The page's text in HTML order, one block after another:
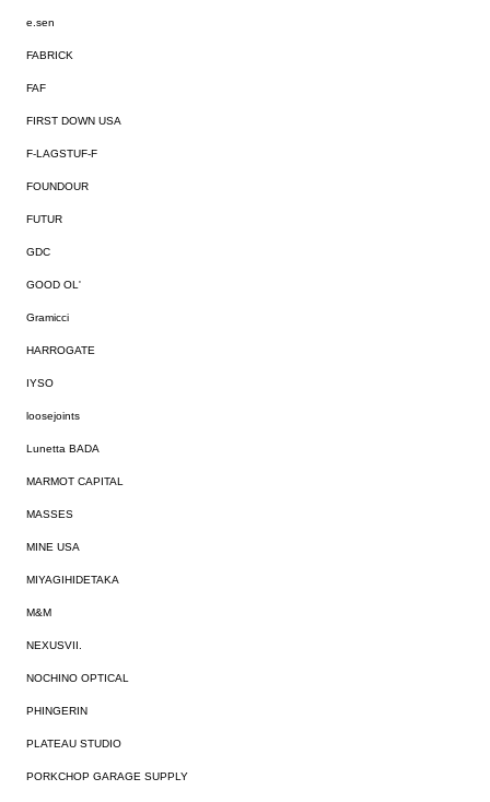
e.sen
FABRICK
FAF
FIRST DOWN USA
F-LAGSTUF-F
FOUNDOUR
FUTUR
GDC
GOOD OL'
Gramicci
HARROGATE
IYSO
loosejoints
Lunetta BADA
MARMOT CAPITAL
MASSES
MINE USA
MIYAGIHIDETAKA
M&M
NEXUSVII.
NOCHINO OPTICAL
PHINGERIN
PLATEAU STUDIO
PORKCHOP GARAGE SUPPLY